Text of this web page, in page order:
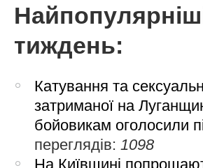
тиждень:
Катування та
затриманої на
бойовикам оголосили
переглядів: 1098
На Київщині